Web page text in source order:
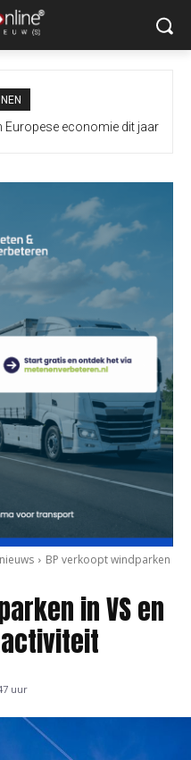
Europese economie dit jaar
BP verkoopt windparken
in VS en
uur